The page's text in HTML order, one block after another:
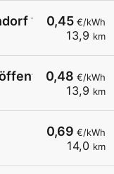
0,45 €/kWh
13,9 km
1
0,48 €/kWh
13,9 km
öffentlich
0,69 €/kWh
14,0 km